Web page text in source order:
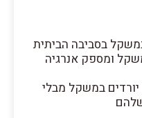
ומספק אנרגיה
במשקל מבלי